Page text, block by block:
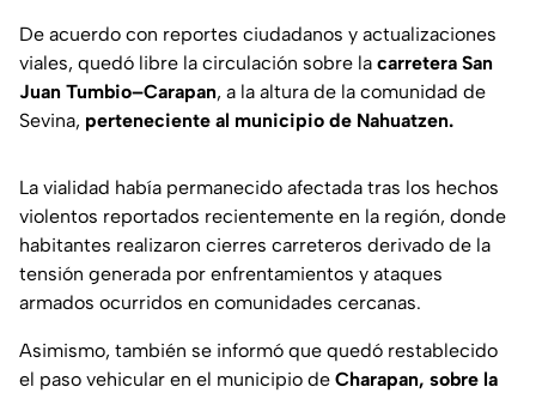
De acuerdo con reportes ciudadanos y actualizaciones
viales, quedó libre la circulación sobre la carretera San
Juan Tumbio–Carapan, a la altura de la comunidad de
Sevina, perteneciente al municipio de Nahuatzen.
La vialidad había permanecido afectada tras los hechos
violentos reportados recientemente en la región, donde
habitantes realizaron cierres carreteros derivado de la
tensión generada por enfrentamientos y ataques
armados ocurridos en comunidades cercanas.
Asimismo, también se informó que quedó restablecido
el paso vehicular en el municipio de Charapan, sobre la